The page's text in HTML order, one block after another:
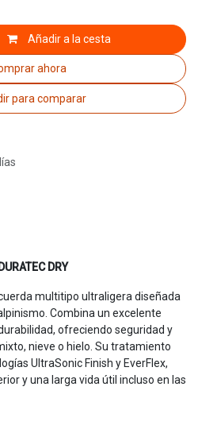
Añadir a la cesta
ahora
para comparar
DRY
multitipo ultraligera diseñada
Combina un excelente
ofreciendo seguridad y
nieve o hielo. Su tratamiento
UltraSonic Finish y EverFlex,
y una larga vida útil incluso en las